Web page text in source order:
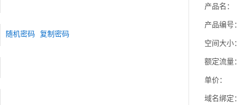
产品名：
产品编号：
空间大小：
额定流量：
单价：
域名绑定：
随机密码 复制密码